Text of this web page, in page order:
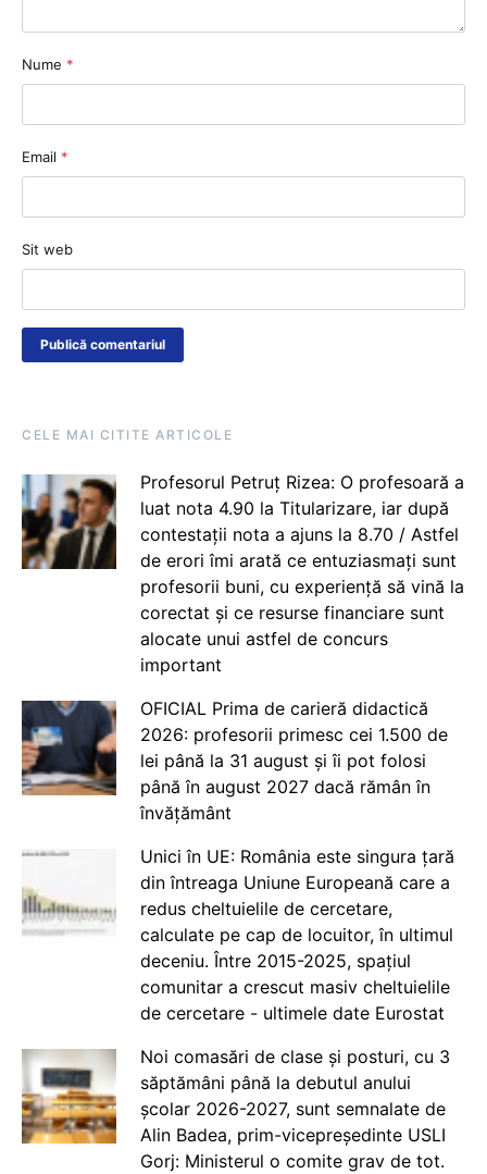
Nume *
Email *
Sit web
CELE MAI CITITE ARTICOLE
Profesorul Petruț Rizea: O profesoară a
luat nota 4.90 la Titularizare, iar după
contestații nota a ajuns la 8.70 / Astfel
de erori îmi arată ce entuziasmați sunt
profesorii buni, cu experiență să vină la
corectat și ce resurse financiare sunt
alocate unui astfel de concurs
important
OFICIAL Prima de carieră didactică
2026: profesorii primesc cei 1.500 de
lei până la 31 august și îi pot folosi
până în august 2027 dacă rămân în
învățământ
Unici în UE: România este singura țară
din întreaga Uniune Europeană care a
redus cheltuielile de cercetare,
calculate pe cap de locuitor, în ultimul
deceniu. Între 2015-2025, spațiul
comunitar a crescut masiv cheltuielile
de cercetare - ultimele date Eurostat
Noi comasări de clase și posturi, cu 3
săptămâni până la debutul anului
școlar 2026-2027, sunt semnalate de
Alin Badea, prim-vicepreședinte USLI
Gorj: Ministerul o comite grav de tot.